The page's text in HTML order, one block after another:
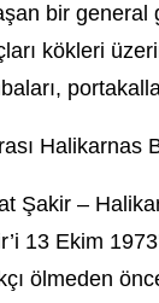
bir general
kökleri
Halikarnas
Şakir –
13 Ekim
ölmeden